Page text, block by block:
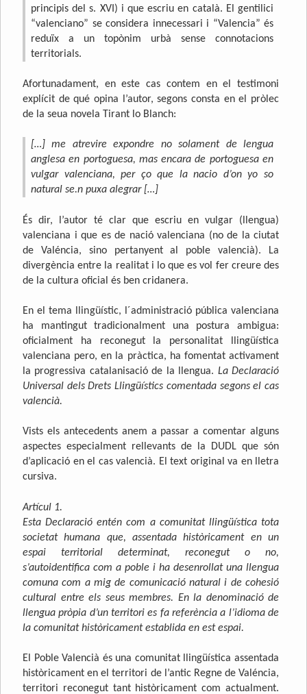
principis del s. XVI) i que escriu en català. El gentilici
“valenciano” se considera innecessari i “Valencia” és
reduïx a un topònim urbà sense connotacions
territorials.
Afortunadament, en este cas contem en el testimoni
explícit de qué opina l’autor, segons consta en el pròlec
de la seua novela Tirant lo Blanch:
[…] me atrevire expondre no solament de lengua
anglesa en portoguesa, mas encara de portoguesa en
vulgar valenciana, per ço que la nacio d’on yo so
natural se.n puxa alegrar […]
És dir, l’autor té clar que escriu en vulgar (llengua)
valenciana i que es de nació valenciana (no de la ciutat
de Valéncia, sino pertanyent al poble valencià). La
divergència entre la realitat i lo que es vol fer creure des
de la cultura oficial és ben cridanera.
En el tema llingüístic, l´administració pública valenciana
ha mantingut tradicionalment una postura ambigua:
oficialment ha reconegut la personalitat llingüística
valenciana pero, en la pràctica, ha fomentat activament
la progressiva catalanisació de la llengua. La Declaració
Universal dels Drets Llingüístics comentada segons el cas
valencià.
Vists els antecedents anem a passar a comentar alguns
aspectes especialment rellevants de la DUDL que són
d’aplicació en el cas valencià. El text original va en lletra
cursiva.
Artícul 1.
Esta Declaració entén com a comunitat llingüística tota
societat humana que, assentada històricament en un
espai territorial determinat, reconegut o no,
s’autoidentifica com a poble i ha desenrollat una llengua
comuna com a mig de comunicació natural i de cohesió
cultural entre els seus membres. En la denominació de
llengua pròpia d’un territori es fa referència a l’idioma de
la comunitat històricament establida en est espai.
El Poble Valencià és una comunitat llingüística assentada
històricament en el territori de l’antic Regne de Valéncia,
territori reconegut tant històricament com actualment.